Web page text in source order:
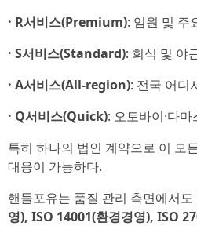
· R서비스(Premium): 임원 및 주
· S서비스(Standard): 회식 및 야
· A서비스(All-region): 전국 어디
· Q서비스(Quick): 오토바이·다
특히 하나의 법인 계약으로 이 모
대응이 가능하다.
핸들포유는 품질 관리 측면에서
영), ISO 14001(환경경영), ISO